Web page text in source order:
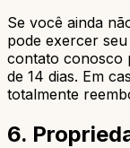
Se você ainda
pode exercer
contato conosco
de 14 dias. Em
totalmente
6.